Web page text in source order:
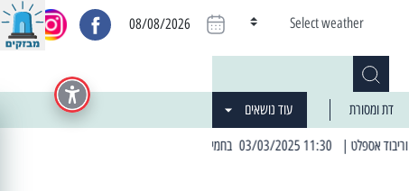
Select weather
08/08/2026
דת ומסורת עוד נושאים
| 11:30 03/03/2025 בחמישי הקרוב: הרחובות בהם תהיה הפסקת חשמל יזומה